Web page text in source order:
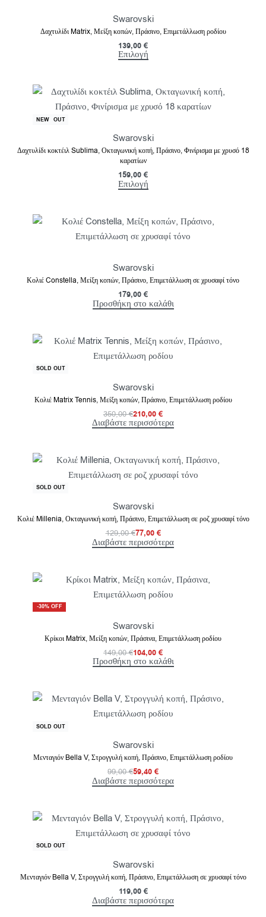
Swarovski
Δαχτυλίδι Matrix, Μείξη κοπών, Πράσινο, Επιμετάλλωση ροδίου
139,00 €
Επιλογή
SOLD OUT
NEW
Swarovski
Δαχτυλίδι κοκτέιλ Sublima, Οκταγωνική κοπή, Πράσινο, Φινίρισμα με χρυσό 18
καρατίων
159,00 €
Επιλογή
Swarovski
Κολιέ Constella, Μείξη κοπών, Πράσινο, Επιμετάλλωση σε χρυσαφί τόνο
179,00 €
Προσθήκη στο καλάθι
-40% OFF
SOLD OUT
Swarovski
Κολιέ Matrix Tennis, Μείξη κοπών, Πράσινο, Επιμετάλλωση ροδίου
350,00€210,00 €
Διαβάστε περισσότερα
-40% OFF
SOLD OUT
Swarovski
Κολιέ Millenia, Οκταγωνική κοπή, Πράσινο, Επιμετάλλωση σε ροζ χρυσαφί τόνο
129,00€77,00 €
Διαβάστε περισσότερα
-30% OFF
Swarovski
Κρίκοι Matrix, Μείξη κοπών, Πράσινα, Επιμετάλλωση ροδίου
149,00€104,00 €
Προσθήκη στο καλάθι
-40% OFF
SOLD OUT
Swarovski
Μενταγιόν Bella V, Στρογγυλή κοπή, Πράσινο, Επιμετάλλωση ροδίου
99,00€59,40 €
Διαβάστε περισσότερα
SOLD OUT
Swarovski
Μενταγιόν Bella V, Στρογγυλή κοπή, Πράσινο, Επιμετάλλωση σε χρυσαφί τόνο
119,00 €
Διαβάστε περισσότερα